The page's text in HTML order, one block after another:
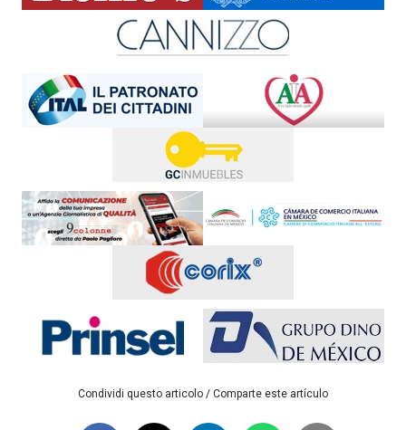
Condividi questo articolo / Comparte este artículo